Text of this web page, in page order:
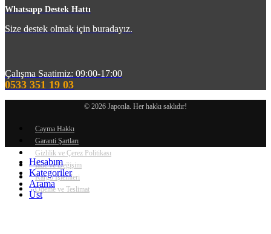
Whatsapp Destek Hattı
Size destek olmak için buradayız.
Çalışma Saatimiz: 09:00-17:00
0533 351 19 03
© 2026 Japonla. Her hakkı saklıdır!
Cayma Hakkı
Garanti Şartları
Gizlilik ve Çerez Politikası
İade ve Değişim
Kargo İşlemleri
Ödeme ve Teslimat
Hesabım
Kategoriler
Arama
Üst